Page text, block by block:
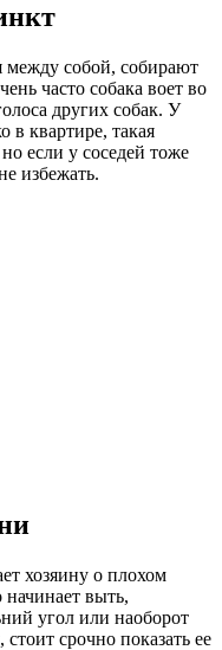
собой, собирают
часто собака воет во
других собак. У
в квартире, такая
если у соседей тоже
избежать.
хозяину о плохом
начинает выть,
угол или наоборот
срочно показать ее